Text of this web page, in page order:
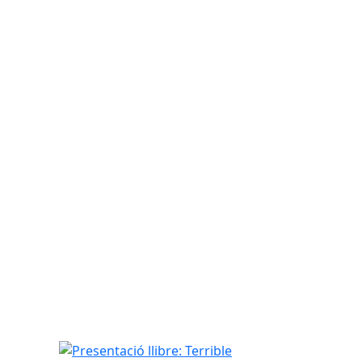
Presentació llibre: Terrible història